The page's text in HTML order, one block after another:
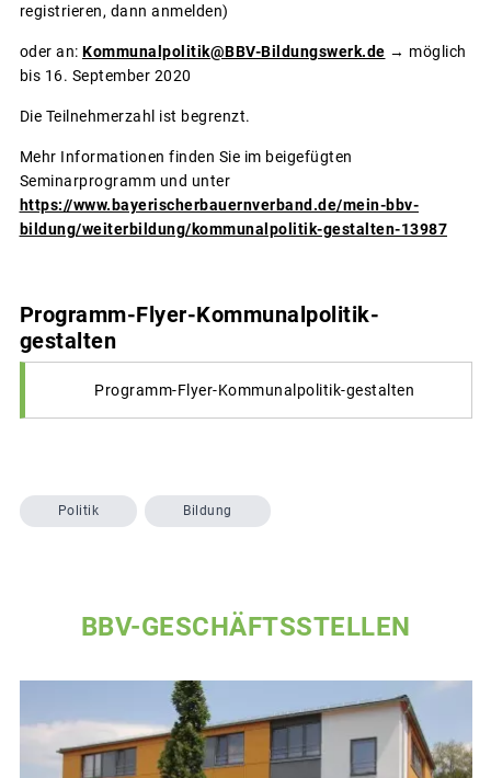
registrieren, dann anmelden)
oder an: Kommunalpolitik@BBV-Bildungswerk.de → möglich
bis 16. September 2020
Die Teilnehmerzahl ist begrenzt.
Mehr Informationen finden Sie im beigefügten
Seminarprogramm und unter
https://www.bayerischerbauernverband.de/mein-bbv-
bildung/weiterbildung/kommunalpolitik-gestalten-13987
Programm-Flyer-Kommunalpolitik-
gestalten
Programm-Flyer-Kommunalpolitik-gestalten
Politik Bildung
BBV-GESCHÄFTSSTELLEN